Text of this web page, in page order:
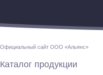
Официальный сайт ООО «Альянс»
Каталог продукции